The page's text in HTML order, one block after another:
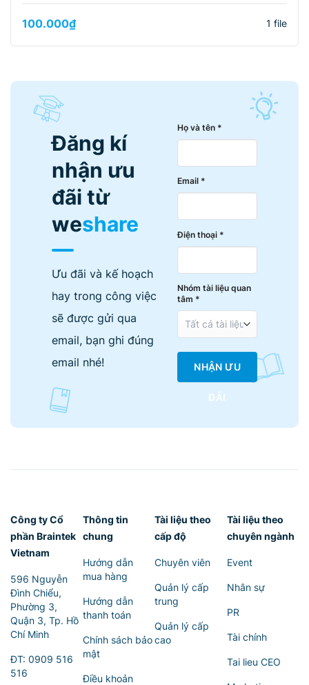
100.000₫ 1 file
Đăng kí
nhận ưu
đãi từ
weshare
Ưu đãi và kế hoạch
hay trong công việc
sẽ được gửi qua
email, bạn ghi đúng
email nhé!
Họ và tên *
Email *
Điện thoại *
Nhóm tài liệu quan
tâm *
NHẬN ƯU
ĐÃI
Công ty Cổ
phần Braintek
Vietnam
596 Nguyễn
Đình Chiểu,
Phường 3,
Quận 3, Tp. Hồ
Chí Minh
ĐT: 0909 516
516
Thông tin
chung
Hướng dẫn
mua hàng
Hướng dẫn
thanh toán
Chính sách bảo
mật
Điều khoản
Tài liệu theo
cấp độ
Chuyên viên
Quản lý cấp
trung
Quản lý cấp
cao
Tài liệu theo
chuyên ngành
Event
Nhân sự
PR
Tài chính
Tai lieu CEO